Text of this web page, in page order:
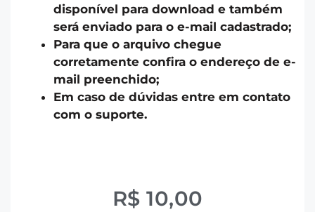
disponível para download e também
será enviado para o e-mail cadastrado;
Para que o arquivo chegue
corretamente confira o endereço de e-
mail preenchido;
Em caso de dúvidas entre em contato
com o suporte.
R$ 10,00